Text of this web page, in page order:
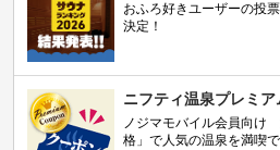
おふろ好きユーザーの投
決定！
ニフティ温泉プレミ
ノジマモバイル会員向け
格」で人気の温泉を満喫で